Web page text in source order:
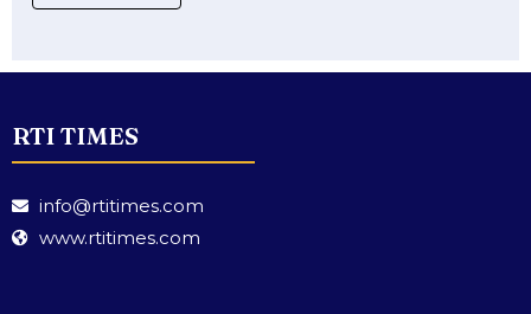
RTI TIMES
info@rtitimes.com
www.rtitimes.com